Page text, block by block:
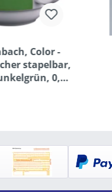
Color -
stapelbar,
0,30